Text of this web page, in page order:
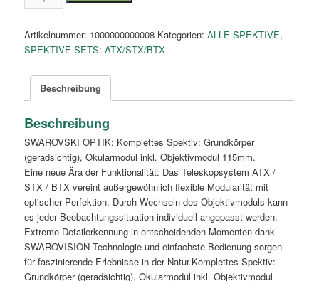
30-
Menge
Artikelnummer: 1000000000008 Kategorien:ALLE SPEKTIVE,
SPEKTIVE SETS: ATX/STX/BTX
Beschreibung
Beschreibung
SWAROVSKI OPTIK: Komplettes Spektiv: Grundkörper
(geradsichtig), Okularmodul inkl. Objektivmodul 115mm.
Eine neue Ära der Funktionalität: Das Teleskopsystem ATX /
STX / BTX vereint außergewöhnlich flexible Modularität mit
optischer Perfektion. Durch Wechseln des Objektivmoduls kann
es jeder Beobachtungssituation individuell angepasst werden.
Extreme Detailerkennung in entscheidenden Momenten dank
SWAROVISION Technologie und einfachste Bedienung sorgen
für faszinierende Erlebnisse in der Natur.Komplettes Spektiv:
Grundkörper (geradsichtig), Okularmodul inkl. Objektivmodul